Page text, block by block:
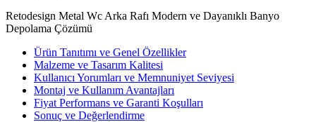
Retodesign Metal Wc Arka Rafı Modern ve Dayanıklı Banyo
Depolama Çözümü
Ürün Tanıtımı ve Genel Özellikler
Malzeme ve Tasarım Kalitesi
Kullanıcı Yorumları ve Memnuniyet Seviyesi
Montaj ve Kullanım Avantajları
Fiyat Performans ve Garanti Koşulları
Sonuç ve Değerlendirme